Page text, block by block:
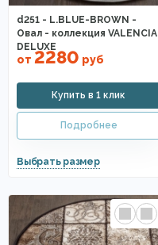
d251 - L.BLUE-BROWN -
Овал - коллекция VALENCIA
DELUXE
от 2280 руб